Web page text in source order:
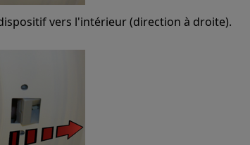
vers l'intérieur (direction à droite).